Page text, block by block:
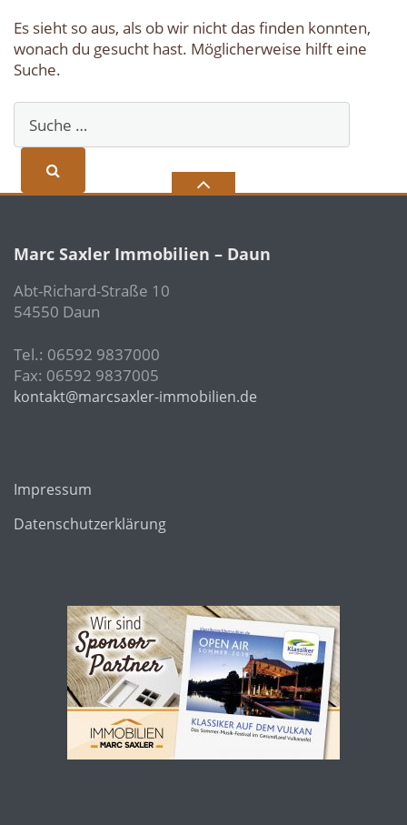
Es sieht so aus, als ob wir nicht das finden konnten,
wonach du gesucht hast. Möglicherweise hilft eine
Suche.
Marc Saxler Immobilien – Daun
Abt-Richard-Straße 10
54550 Daun
Tel.: 06592 9837000
Fax: 06592 9837005
kontakt@marcsaxler-immobilien.de
Impressum
Datenschutzerklärung